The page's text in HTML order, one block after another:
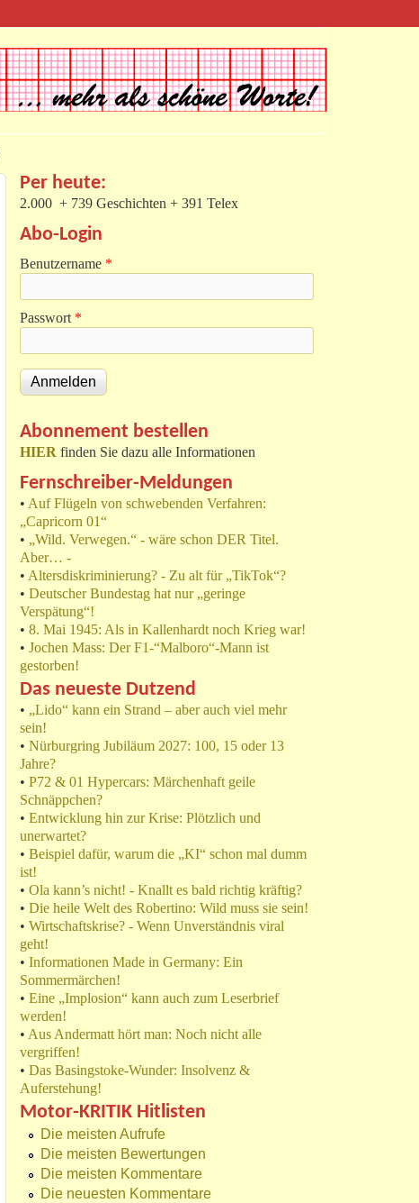
Per heute:
2.000 + 739 Geschichten + 391 Telex
Abo-Login
Benutzername *
Passwort *
Abonnement bestellen
HIER finden Sie dazu alle Informationen
Fernschreiber-Meldungen
• Auf Flügeln von schwebenden Verfahren:
„Capricorn 01“
• „Wild. Verwegen.“ - wäre schon DER Titel.
Aber… -
• Altersdiskriminierung? - Zu alt für „TikTok“?
• Deutscher Bundestag hat nur „geringe
Verspätung“!
• 8. Mai 1945: Als in Kallenhardt noch Krieg war!
• Jochen Mass: Der F1-“Malboro“-Mann ist
gestorben!
Das neueste Dutzend
• „Lido“ kann ein Strand – aber auch viel mehr
sein!
• Nürburgring Jubiläum 2027: 100, 15 oder 13
Jahre?
• P72 & 01 Hypercars: Märchenhaft geile
Schnäppchen?
• Entwicklung hin zur Krise: Plötzlich und
unerwartet?
• Beispiel dafür, warum die „KI“ schon mal dumm
ist!
• Ola kann’s nicht! - Knallt es bald richtig kräftig?
• Die heile Welt des Robertino: Wild muss sie sein!
• Wirtschaftskrise? - Wenn Unverständnis viral
geht!
• Informationen Made in Germany: Ein
Sommermärchen!
• Eine „Implosion“ kann auch zum Leserbrief
werden!
• Aus Andermatt hört man: Noch nicht alle
vergriffen!
• Das Basingstoke-Wunder: Insolvenz &
Auferstehung!
Motor-KRITIK Hitlisten
Die meisten Aufrufe
Die meisten Bewertungen
Die meisten Kommentare
Die neuesten Kommentare